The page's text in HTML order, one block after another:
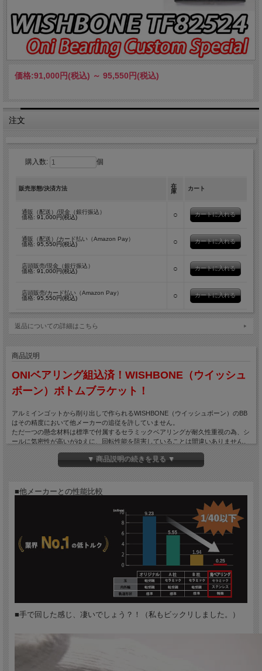
価格:91,000円(税込) ～ 95,550円(税込)
注文
購入数: 個
販売形態/決済方法
在
庫
カート
通販（配送）/現金（銀行振込）
価格: 91,000円(税込) ○
通販（配送）/カード払い（Amazon Pay）
価格: 95,550円(税込) ○
店頭販売/現金（銀行振込）
価格: 91,000円(税込) ○
店頭販売/カード払い（Amazon Pay）
価格: 95,550円(税込) ○
返品についての詳細はこちら
商品説明
ONIベアリング組込済！WISHBONE（ウイッシュ
ボーン）ボトムブラケット！
アルミインゴットから削り出しで作られるWISHBONE（ウイッシュボーン）のBB
はその精度において他メーカーの追従を許していません。
ただ一つの懸念材料は標準で付属するセラミックベアリングが耐久性重視の為、シ
ールに気密性が高いがゆえに、回転性能を阻害していることは間違いありません。
そんな、WISHBONEのBBに標準で付属するセラミックベアリングに比べ、格段に
フリクションロスが少なくパワーを軽減することが可能な脅威の「ONIベアリン
グ」。
その「ONIベアリング」を新品時から組み込んで販売させていただきます。
究極的な回転性能を持つBB（ボトムブラケット）の誕生です。
ロードバイクのボトムブラケット内部で理想的な軌道を動くように設計された
「ONIベアリング」は、 負荷がかかった状態でも非常に回転がスムーズでよれをを
抑え剛性を高くキープできます。
また、セラミック製のベアリングには、適正量のグリスを適所に使うことで、抵抗
が非常に低い高精度の回転を実現しています。
非接触シールながら「ラビリンス構造」を用いることで防水＆防塵性能に優れ、そ
（尚、ボールレースに傷が付く可能性がある為、高所からの落下は禁物です。また
停車時に洗車で水をかける行為はグリスが抜けるので絶対にダメです。）
ウィッシュボーンの嵌合式ボトムブラケット。
適合フレーム規格：THREAD FIT 82.5
▼ 商品説明の続きを見る ▼
■他メーカーとの性能比較
■手で回した感じ、凄いでしょう？！（私もビックリしました。）